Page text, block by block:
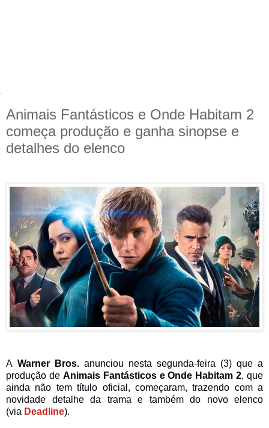
Animais Fantásticos e Onde Habitam 2
começa produção e ganha sinopse e
detalhes do elenco
A Warner Bros. anunciou nesta segunda-feira (3) que a
produção de Animais Fantásticos e Onde Habitam 2, que
ainda não tem título oficial, começaram, trazendo com a
novidade detalhe da trama e também do novo elenco
(via Deadline).